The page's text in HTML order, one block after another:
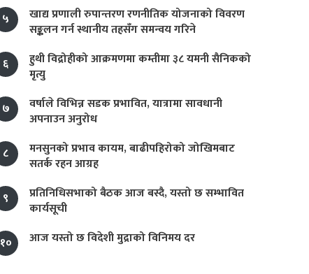
५
खाद्य प्रणाली रुपान्तरण रणनीतिक योजनाको विवरण
सङ्कलन गर्न स्थानीय तहसँग समन्वय गरिने
६
हुथी विद्रोहीको आक्रमणमा कम्तीमा ३८ यमनी सैनिकको
मृत्यु
७
वर्षाले विभिन्न सडक प्रभावित, यात्रामा सावधानी
अपनाउन अनुरोध
८
मनसुनको प्रभाव कायम, बाढीपहिरोको जोखिमबाट
सतर्क रहन आग्रह
९
प्रतिनिधिसभाको बैठक आज बस्दै, यस्तो छ सम्भावित
कार्यसूची
१०
आज यस्तो छ विदेशी मुद्राको विनिमय दर